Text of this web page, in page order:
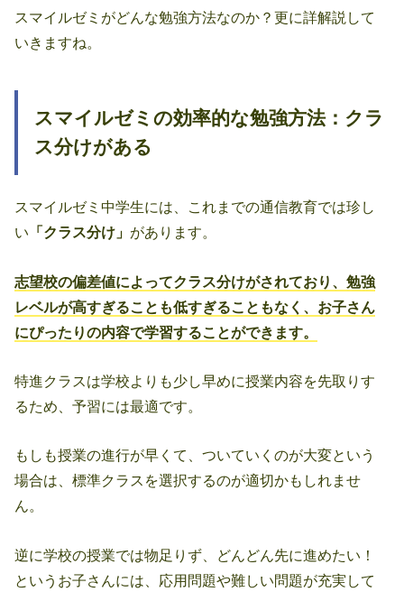
スマイルゼミがどんな勉強方法なのか？更に詳解説して
いきますね。
スマイルゼミの効率的な勉強方法：クラ
ス分けがある
スマイルゼミ中学生には、これまでの通信教育では珍し
い 「クラス分け」 があります。
志望校の偏差値によってクラス分けがされており、勉強
レベルが高すぎることも低すぎることもなく、お子さん
にぴったりの内容で学習することができます。
特進クラスは学校よりも少し早めに授業内容を先取りす
るため、予習には最適です。
もしも授業の進行が早くて、ついていくのが大変という
場合は、標準クラスを選択するのが適切かもしれませ
ん。
逆に学校の授業では物足りず、どんどん先に進めたい！
というお子さんには、応用問題や難しい問題が充実して